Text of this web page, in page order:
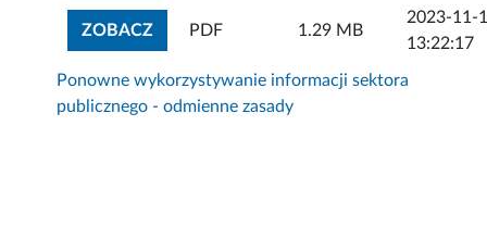
ZOBACZZOBACZ ZAŁĄCZNIK
PDF 1.29 MB
2023-11-
13:22:17
Ponowne wykorzystywanie informacji sektora
publicznego - odmienne zasady